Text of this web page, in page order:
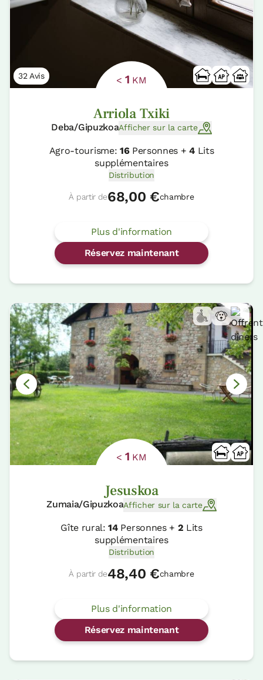
32 Avis < 1 KM
Arriola Txiki
Deba/GipuzkoaAfficher sur la carte
Agro-tourisme: 16Personnes +4Lits
supplémentaires
Distribution
À partir de68,00 €chambre
Plus d'information
Réservez maintenant
< 1 KM
Jesuskoa
Zumaia/GipuzkoaAfficher sur la carte
Gîte rural:14Personnes + 2 Lits
supplémentaires
Distribution
À partir de48,40 €chambre
Plus d'information
Réservez maintenant